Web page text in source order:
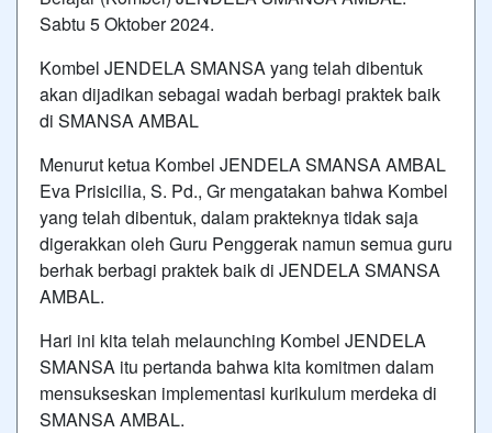
Sabtu 5 Oktober 2024.
Kombel JENDELA SMANSA yang telah dibentuk
akan dijadikan sebagai wadah berbagi praktek baik
di SMANSA AMBAL
Menurut ketua Kombel JENDELA SMANSA AMBAL
Eva Prisicilia, S. Pd., Gr mengatakan bahwa Kombel
yang telah dibentuk, dalam prakteknya tidak saja
digerakkan oleh Guru Penggerak namun semua guru
berhak berbagi praktek baik di JENDELA SMANSA
AMBAL.
Hari ini kita telah melaunching Kombel JENDELA
SMANSA itu pertanda bahwa kita komitmen dalam
mensukseskan implementasi kurikulum merdeka di
SMANSA AMBAL.